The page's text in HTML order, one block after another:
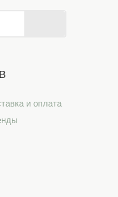
и оплата